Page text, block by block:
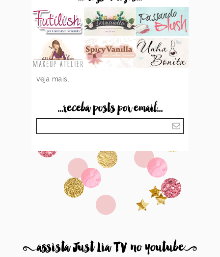
veja mais...
...receba posts por email...
8assista Just Lia TV no youtube9